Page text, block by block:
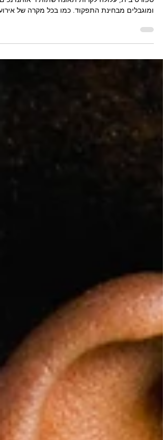
במהלך נסיעה על אופניים, כמו בכל פעילות
ומוגבלים מבחינת התפקוד. כמו בכל מקרה של
נזק,...